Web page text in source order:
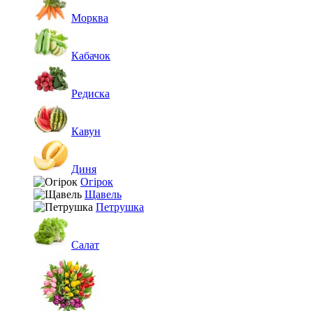
Морква
Кабачок
Редиска
Кавун
Диня
Огірок
Щавель
Петрушка
Салат